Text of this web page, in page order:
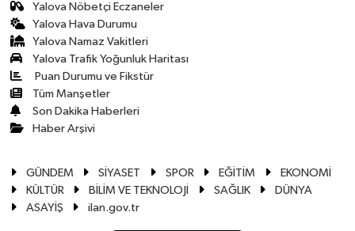
Yalova Nöbetçi Eczaneler
Yalova Hava Durumu
Yalova Namaz Vakitleri
Yalova Trafik Yoğunluk Haritası
Puan Durumu ve Fikstür
Tüm Manşetler
Son Dakika Haberleri
Haber Arşivi
GÜNDEM SİYASET SPOR EĞİTİM
EKONOMİ
KÜLTÜR
BİLİM VE TEKNOLOJİ SAĞLIK
DÜNYA
ASAYİŞ
ilan.gov.tr